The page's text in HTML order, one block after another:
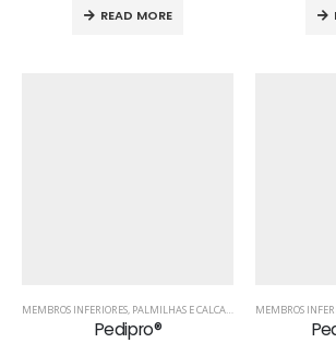
READ MORE
MEMBROS INFERIORES, PALMILHAS E CALCANHEIRAS ,PÉ,
Pedipro®
MEMBROS